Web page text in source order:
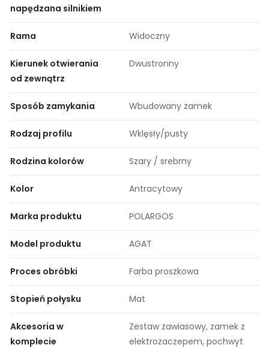
napędzana silnikiem
Rama Widoczny
Kierunek otwierania
od zewnątrz
Dwustronny
Sposób zamykania Wbudowany zamek
Rodzaj profilu Wklęsły/pusty
Rodzina kolorów Szary / srebrny
Kolor Antracytowy
Marka produktu POLARGOS
Model produktu AGAT
Proces obróbki Farba proszkowa
Stopień połysku Mat
Akcesoria w
komplecie
Zestaw zawiasowy, zamek z
elektrozaczepem, pochwyt